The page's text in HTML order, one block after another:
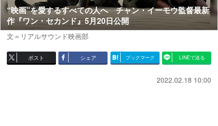
“映画”を愛するすべての人へ チャン・イーモウ監督最新
作『ワン・セカンド』5月20日公開
文＝リアルサウンド映画部
ポスト シェア ブックマーク LINEで送る
2022.02.18 10:00